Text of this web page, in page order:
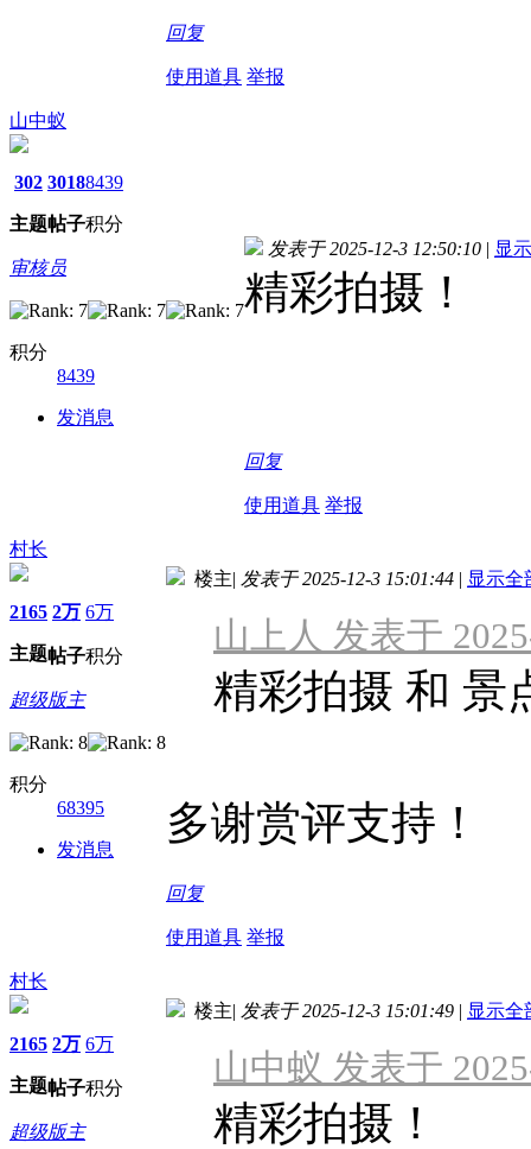
回复
使用道具 举报
山中蚁
302
主题
3018
帖子
8439
积分
审核员
积分
8439
发消息
发表于 2025-12-3 12:50:10 | 显
精彩拍摄！
回复
使用道具 举报
村长
2165
主题
2万
帖子
6万
积分
超级版主
积分
68395
发消息
楼主| 发表于 2025-12-3 15:01:44 | 显示全
山上人 发表于
精彩拍摄 和 景
多谢赏评支持！
回复
使用道具 举报
村长
2165
主题
2万
帖子
6万
积分
超级版主
楼主| 发表于 2025-12-3 15:01:49 | 显示全
山中蚁 发表于
精彩拍摄！